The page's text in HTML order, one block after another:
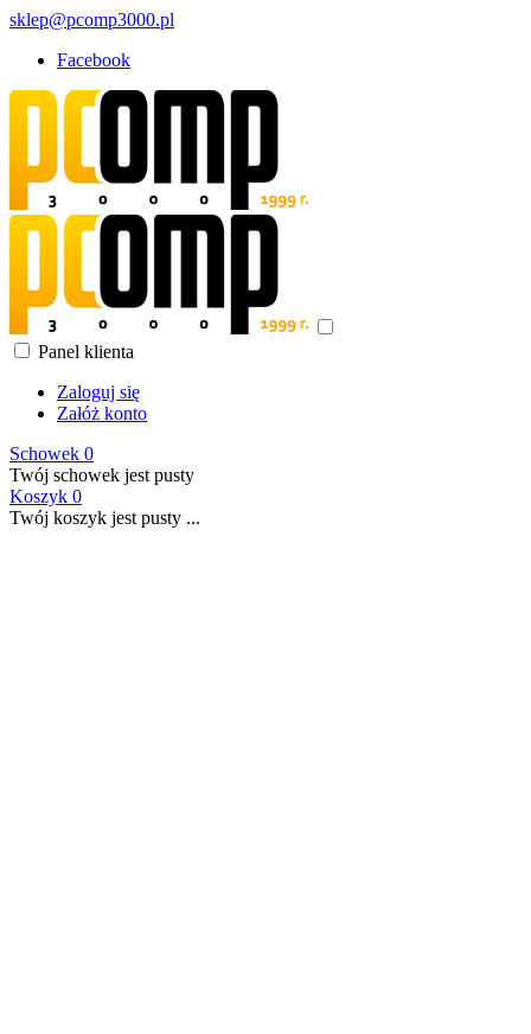
sklep@pcomp3000.pl
Facebook
Panel klienta
Zaloguj się
Załóż konto
Schowek 0
Twój schowek jest pusty
Koszyk 0
Twój koszyk jest pusty ...